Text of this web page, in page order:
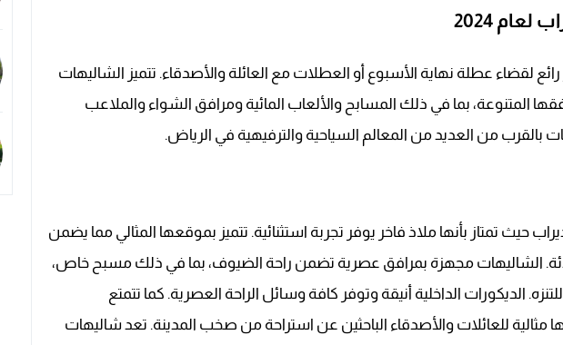
2024
لقضاء عطلة نهاية الأسبوع أو العطلات مع العائلة والأصدقاء. تتميز الشاليهات
المتنوعة، بما في ذلك المسابح والألعاب المائية ومرافق الشواء والملاعب
بالقرب من العديد من المعالم السياحية والترفيهية في الرياض.
حيث تمتاز بأنها ملاذ فاخر يوفر تجربة استثنائية. تتميز بموقعها المثالي مما يضمن
الشاليهات مجهزة بمرافق عصرية تضمن راحة الضيوف، بما في ذلك مسبح خاص،
الديكورات الداخلية أنيقة وتوفر كافة وسائل الراحة العصرية. كما تتمتع
مثالية للعائلات والأصدقاء الباحثين عن استراحة من صخب المدينة. تعد شاليهات